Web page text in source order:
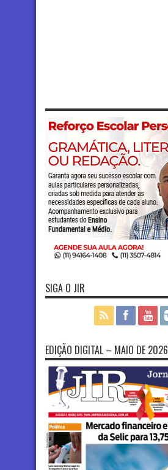
SIGA O JIR
EDIÇÃO DIGITAL – MAIO DE 2026